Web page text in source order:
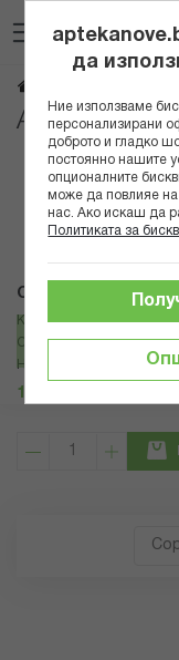
към
съдържанието
Аксесоари
COCOSOLIS
КОКОСОЛИС МАСАЖОР
СКАЛП СТИМУЛИРАЩ
НА КОСАТА
14,83 € / 29.00 лв.
да
Ние използваме
персонализирани
доброто и гладко
постоянно нашите
опционалните
може да повлияе на
нас. Ако искаш да
Политиката за